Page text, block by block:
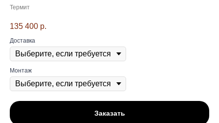
Термит
135 400 р.
Доставка
Монтаж
Заказать